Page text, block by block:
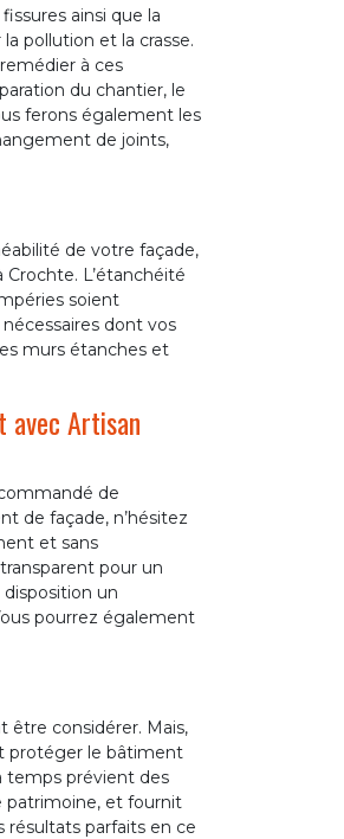
ainsi que la
pollution et la crasse.
à ces
du chantier, le
ferons également les
de joints,
de votre façade,
L’étanchéité
soient
dont vos
murs étanches et
avec Artisan
de
de façade, n’hésitez
et sans
pour un
un
pourrez également
être considérer. Mais,
protéger le bâtiment
temps prévient des
patrimoine, et fournit
résultats parfaits en ce